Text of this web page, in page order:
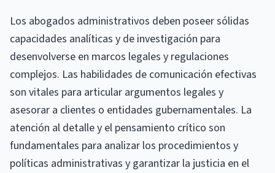
Los abogados administrativos deben poseer sólidas
capacidades analíticas y de investigación para
desenvolverse en marcos legales y regulaciones
complejos. Las habilidades de comunicación efectivas
son vitales para articular argumentos legales y
asesorar a clientes o entidades gubernamentales. La
atención al detalle y el pensamiento crítico son
fundamentales para analizar los procedimientos y
políticas administrativas y garantizar la justicia en el